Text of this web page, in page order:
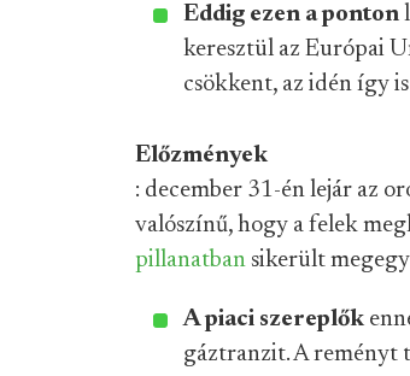
Eddig ezen a ponton
keresztül az Európai
csökkent, az idén így
Előzmények
: december 31-én lejár az
valószínű, hogy a felek
pillanatban sikerült
A piaci szereplők
gáztranzit. A reményt